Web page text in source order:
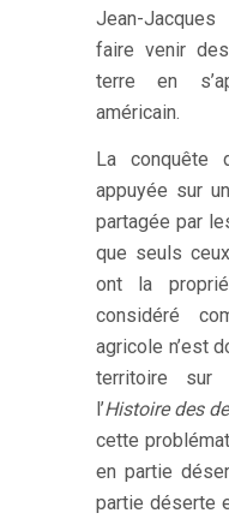
Jean-Jacques
faire venir
terre en
américain.
La conquête
appuyée sur
partagée par
que seuls
ont la
considéré
agricole n’est
territoire sur
l’Histoire des
cette
en partie
partie déserte